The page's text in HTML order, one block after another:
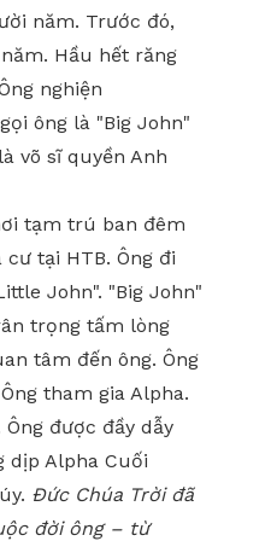
năm. Trước đó,
Hầu hết răng
nghiện
ông là "Big John"
võ sĩ quyền Anh
tạm trú ban đêm
tại HTB. Ông đi
John". "Big John"
trọng tấm lòng
tâm đến ông. Ông
tham gia Alpha.
Ông được đầy dẫy
dịp Alpha Cuối
Đức Chúa Trời đã
đời ông – từ